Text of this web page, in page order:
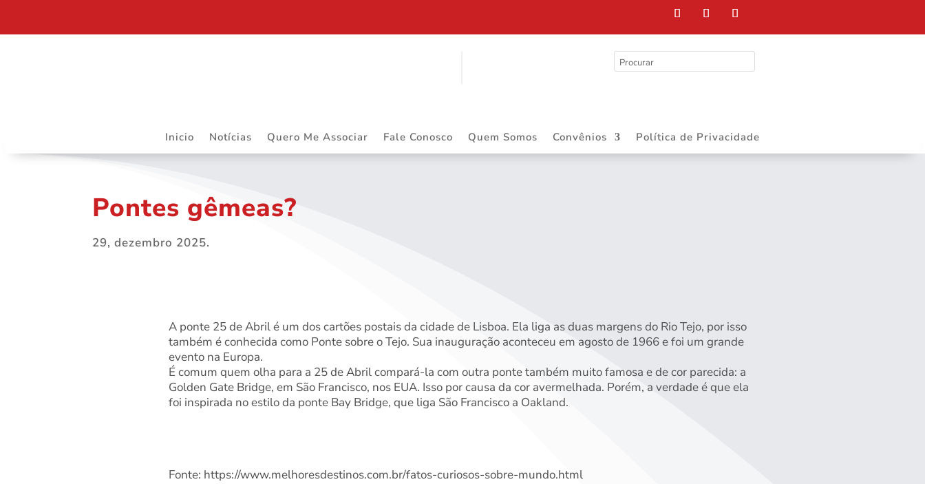
Inicio Notícias Quero Me Associar Fale Conosco Quem Somos Convênios Política de Privacidade
Pontes gêmeas?
29, dezembro 2025.
A ponte 25 de Abril é um dos cartões postais da cidade de Lisboa. Ela liga as duas margens do Rio Tejo, por isso
também é conhecida como Ponte sobre o Tejo. Sua inauguração aconteceu em agosto de 1966 e foi um grande
evento na Europa.
É comum quem olha para a 25 de Abril compará-la com outra ponte também muito famosa e de cor parecida: a
Golden Gate Bridge, em São Francisco, nos EUA. Isso por causa da cor avermelhada. Porém, a verdade é que ela
foi inspirada no estilo da ponte Bay Bridge, que liga São Francisco a Oakland.
Fonte: https://www.melhoresdestinos.com.br/fatos-curiosos-sobre-mundo.html